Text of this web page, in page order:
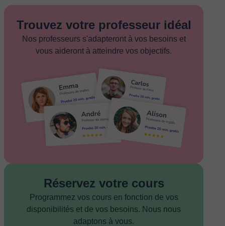
Trouvez votre professeur idéal
Nos professeurs s'adapteront à vos besoins et
vous aideront à atteindre vos objectifs.
Réservez votre cours
Programmez vos cours en fonction de vos
disponibilités et de vos besoins. Nous nous
adaptons à vous.